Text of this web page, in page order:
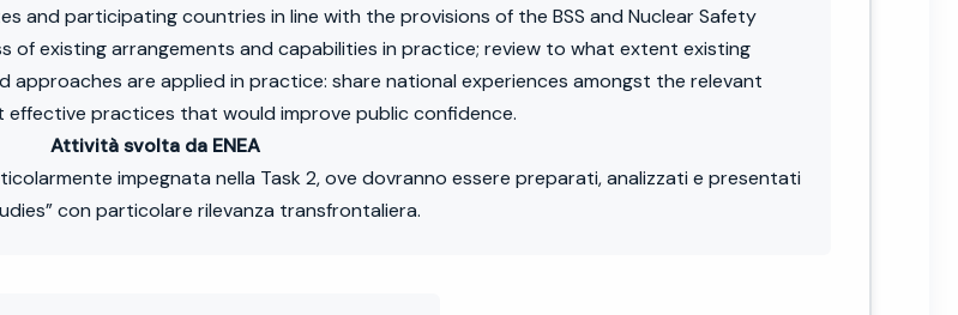
and participating countries in line with the provisions of the BSS and Nuclear Safety
of existing arrangements and capabilities in practice; review to what extent existing
approaches are applied in practice: share national experiences amongst the relevant
effective practices that would improve public confidence.
Attività svolta da ENEA
impegnata nella Task 2, ove dovranno essere preparati, analizzati e presentati
con particolare rilevanza transfrontaliera.